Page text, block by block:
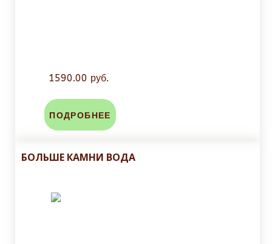
1590.00 руб.
ПОДРОБНЕЕ
БОЛЬШЕ КАМНИ ВОДА